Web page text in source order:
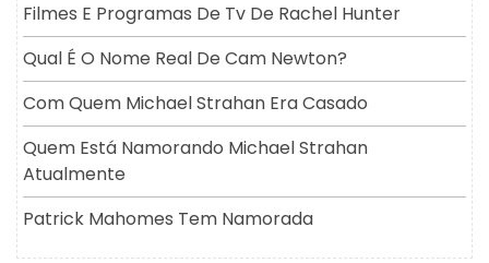
Filmes E Programas De Tv De Rachel Hunter
Qual É O Nome Real De Cam Newton?
Com Quem Michael Strahan Era Casado
Quem Está Namorando Michael Strahan
Atualmente
Patrick Mahomes Tem Namorada